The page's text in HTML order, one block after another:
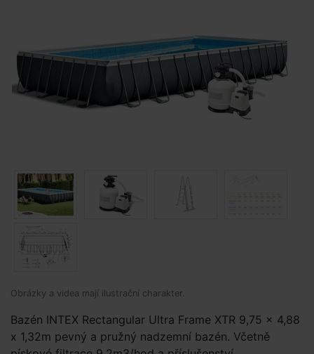
Obrázky a videa mají ilustrační charakter.
Bazén INTEX Rectangular Ultra Frame XTR 9,75 x 4,88
x 1,32m pevný a pružný nadzemní bazén. Včetně